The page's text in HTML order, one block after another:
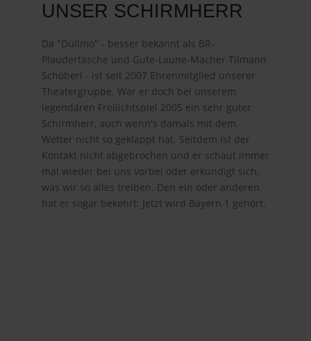
UNSER SCHIRMHERR
Da "Düllmo" - besser bekannt als BR-
Plaudertasche und Gute-Laune-Macher Tilmann
Schöberl - ist seit 2007 Ehrenmitglied unserer
Theatergruppe. War er doch bei unserem
legendären Freilichtspiel 2005 ein sehr guter
Schirmherr, auch wenn's damals mit dem
Wetter nicht so geklappt hat. Seitdem ist der
Kontakt nicht abgebrochen und er schaut immer
mal wieder bei uns vorbei oder erkundigt sich,
was wir so alles treiben. Den ein oder anderen
hat er sogar bekehrt: Jetzt wird Bayern 1 gehört.